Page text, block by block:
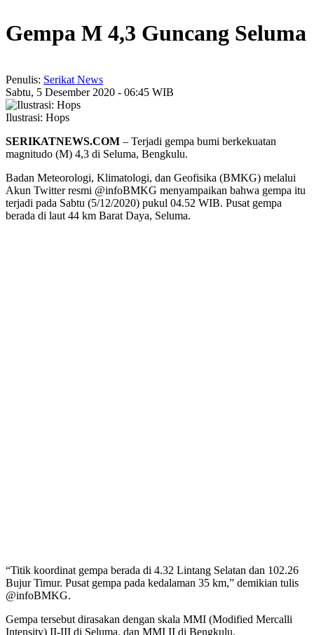
Gempa M 4,3 Guncang Seluma
Penulis: Serikat News
Sabtu, 5 Desember 2020 - 06:45 WIB
Ilustrasi: Hops
SERIKATNEWS.COM – Terjadi gempa bumi berkekuatan
magnitudo (M) 4,3 di Seluma, Bengkulu.
Badan Meteorologi, Klimatologi, dan Geofisika (BMKG) melalui
Akun Twitter resmi @infoBMKG menyampaikan bahwa gempa itu
terjadi pada Sabtu (5/12/2020) pukul 04.52 WIB. Pusat gempa
berada di laut 44 km Barat Daya, Seluma.
“Titik koordinat gempa berada di 4.32 Lintang Selatan dan 102.26
Bujur Timur. Pusat gempa pada kedalaman 35 km,” demikian tulis
@infoBMKG.
Gempa tersebut dirasakan dengan skala MMI (Modified Mercalli
Intensity) II-III di Seluma, dan MMI II di Bengkulu.